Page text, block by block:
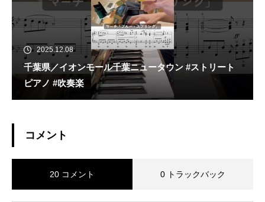
2025.12.08
千葉県／イオンモール千葉ニュータウン #ストリート
ピアノ #吹奏楽
コメント
20 コメント 0 トラックバック